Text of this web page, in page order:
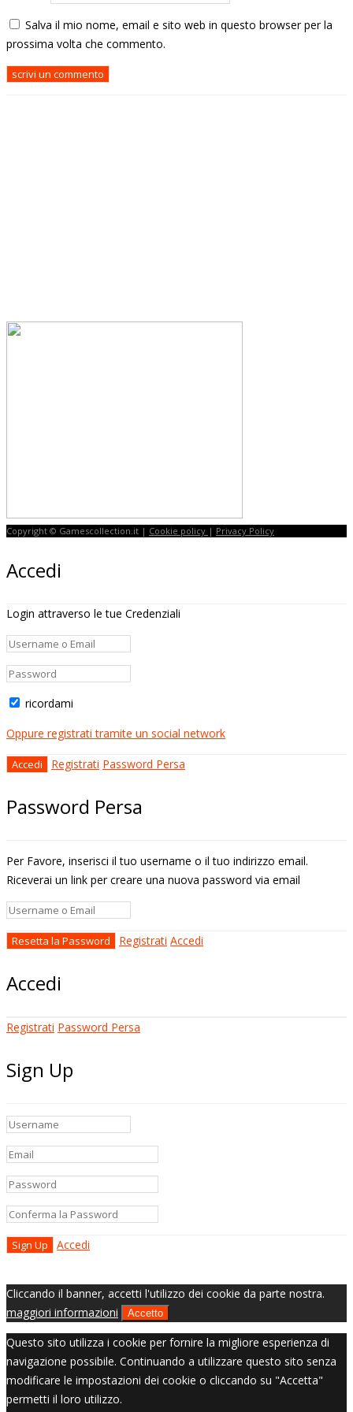
Salva il mio nome, email e sito web in questo browser per la
prossima volta che commento.
Copyright © Gamescollection.it | Cookie policy | Privacy Policy
Accedi
Login attraverso le tue Credenziali
ricordami
Oppure registrati tramite un social network
Registrati Password Persa
Password Persa
Per Favore, inserisci il tuo username o il tuo indirizzo email.
Riceverai un link per creare una nuova password via email
Registrati Accedi
Accedi
Registrati Password Persa
Sign Up
Accedi
Cliccando il banner, accetti l'utilizzo dei cookie da parte nostra.
maggiori informazioni
Accetto
Questo sito utilizza i cookie per fornire la migliore esperienza di
navigazione possibile. Continuando a utilizzare questo sito senza
modificare le impostazioni dei cookie o cliccando su "Accetta"
permetti il loro utilizzo.